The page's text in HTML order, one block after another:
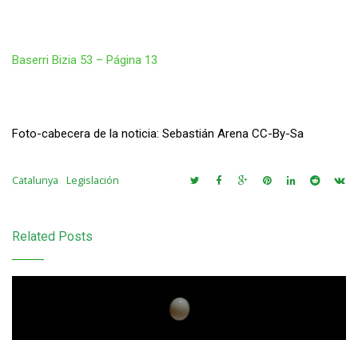
Baserri Bizia 53 – Página 13
Foto-cabecera de la noticia: Sebastián Arena CC-By-Sa
Catalunya Legislación
Related Posts